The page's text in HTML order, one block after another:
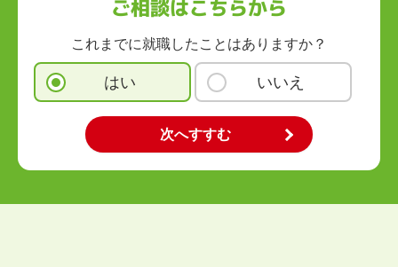
ご相談はこちらから
これまでに就職したことはありますか？
はい いいえ